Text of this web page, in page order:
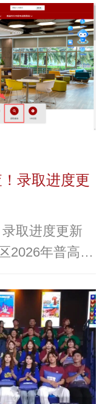
香港国际大学
逸夫演艺中心
届之最，共吸
的29支
录取进度更
取进度更新
2026年普高本
广西、海南
取阅档工作
广东省录取结